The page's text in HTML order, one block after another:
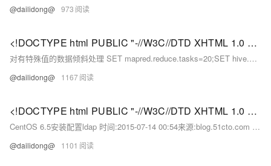
@dailidong@ 973
<!DOCTYPE html PUBLIC "-//W3C//DTD XHTML 1.0 Transitional//EN" "http://www.w3.org/TR/xhtml1/DTD/xhtml1-strict.dtd"> <html><head><meta http-equiv="Cont
对有特殊值的数据倾斜处理 SET mapred.reduce.tasks=20;SET hive.map.aggr=TRUE;SET hive.
@dailidong@ 1167
<!DOCTYPE html PUBLIC "-//W3C//DTD XHTML 1.0 Transitional//EN" "http://www.w3.org/TR/xhtml1/DTD/xhtml1-strict.dtd"> <html><head><meta http-equiv="Cont
CentOS 6.5安装配置ldap 时间:2015-07-14 00:54来源:blog.51cto.com 作者:“ly36843运维” 博客 举报 点击:274次 一.
@dailidong@ 1101